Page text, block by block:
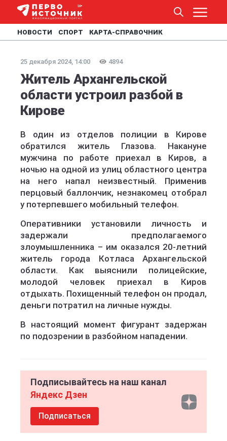
НОВОСТИ СПОРТ КАРТА-СПРАВОЧНИК
25 декабря 2024, 14:00 4894
Житель Архангельской
области устроил разбой в
Кирове
В один из отделов полиции в Кирове
обратился житель Глазова. Накануне
мужчина по работе приехал в Киров, а
ночью на одной из улиц областного центра
на него напал неизвестный. Применив
перцовый баллончик, незнакомец отобрал
у потерпевшего мобильный телефон.
Оперативники установили личность и
задержали предполагаемого
злоумышленника – им оказался 20-летний
житель города Котласа Архангельской
области. Как выяснили полицейские,
молодой человек приехал в Киров
отдыхать. Похищенный телефон он продал,
деньги потратил на личные нужды.
В настоящий момент фигурант задержан
по подозрении в разбойном нападении.
Подписывайтесь на наш канал
Яндекс Дзен
Подписаться